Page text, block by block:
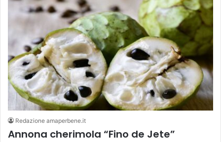
Redazione amaperbene.it
Annona cherimola “Fino de Jete”